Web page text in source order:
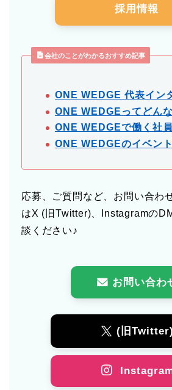
採用情報
会社のことがわかるおすすめ記事
ONE WEDGE 代表イン
ONE WEDGEってどん
ONE WEDGEで働く社員
ONE WEDGEのイベン
応募、ご質問など、お問い合わ
はX (旧Twitter)、Instagramの
談ください♪
お問い合わ
(旧Twitter)